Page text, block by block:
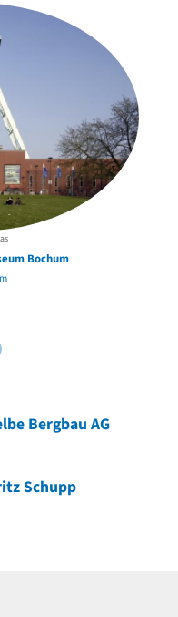
Bochum
Bergbau AG
Schupp